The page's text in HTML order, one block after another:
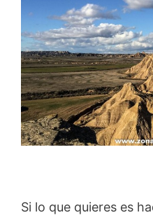
Si lo que quieres es